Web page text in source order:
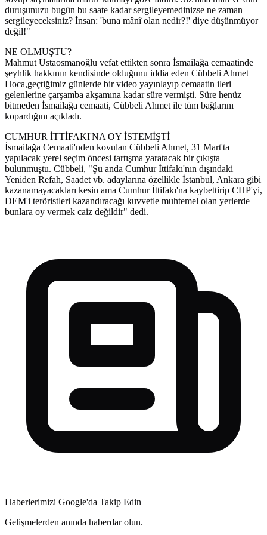
duruşunuzu bugün bu saate kadar sergileyemedinizse ne zaman
sergileyeceksiniz? İnsan: 'buna mânî olan nedir?!' diye düşünmüyor
değil!"
NE OLMUŞTU?
Mahmut Ustaosmanoğlu vefat ettikten sonra İsmailağa cemaatinde
şeyhlik hakkının kendisinde olduğunu iddia eden Cübbeli Ahmet
Hoca,geçtiğimiz günlerde bir video yayınlayıp cemaatin ileri
gelenlerine çarşamba akşamına kadar süre vermişti. Süre henüz
bitmeden İsmailağa cemaati, Cübbeli Ahmet ile tüm bağlarını
kopardığını açıkladı.
CUMHUR İTTİFAKI'NA OY İSTEMİŞTİ
İsmailağa Cemaati'nden kovulan Cübbeli Ahmet, 31 Mart'ta
yapılacak yerel seçim öncesi tartışma yaratacak bir çıkışta
bulunmuştu. Cübbeli, "Şu anda Cumhur İttifakı'nın dışındaki
Yeniden Refah, Saadet vb. adaylarına özellikle İstanbul, Ankara gibi
kazanamayacakları kesin ama Cumhur İttifakı'na kaybettirip CHP'yi,
DEM'i teröristleri kazandıracağı kuvvetle muhtemel olan yerlerde
bunlara oy vermek caiz değildir" dedi.
Haberlerimizi Google'da Takip Edin
Gelişmelerden anında haberdar olun.